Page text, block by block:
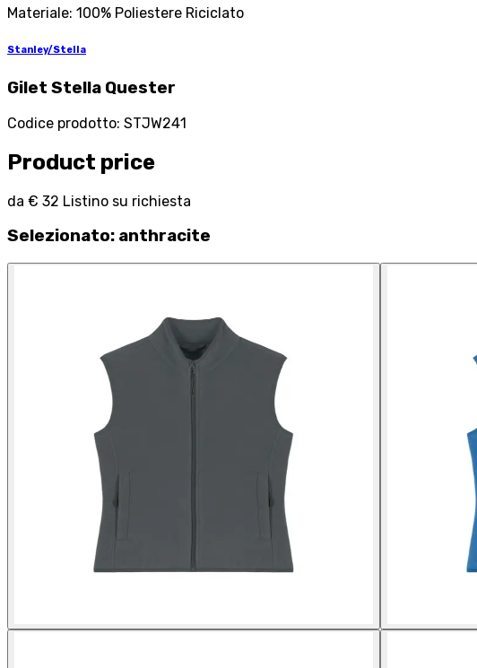
Materiale: 100% Poliestere Riciclato
Stanley/Stella
Gilet Stella Quester
Codice prodotto: STJW241
Product price
da € 32 Listino su richiesta
Selezionato: anthracite